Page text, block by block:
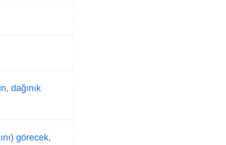
dağınık
görecek,